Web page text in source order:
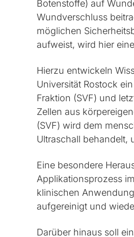
Botenstoffe) auf
Wundverschluss
möglichen
aufweist, wird hier
Hierzu entwickeln
Universität Rostock
Fraktion (SVF) und
Zellen aus
(SVF) wird dem
Ultraschall behandelt,
Eine besondere
Applikationsprozess
klinischen
aufgereinigt und
Darüber hinaus soll